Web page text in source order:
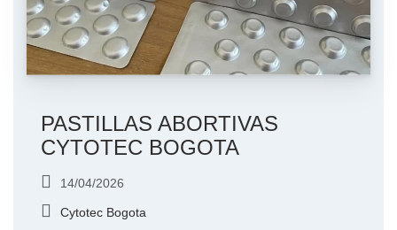
PASTILLAS ABORTIVAS
CYTOTEC BOGOTA
14/04/2026
Cytotec Bogota